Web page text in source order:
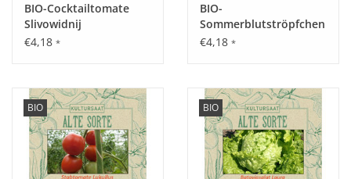
Inhalt:
25 Korn
BIO-Cocktailtomate
Slivowidnij
€4,18 *
BIO-
Sommerblutströpfchen
€4,18 *
BIO BIO